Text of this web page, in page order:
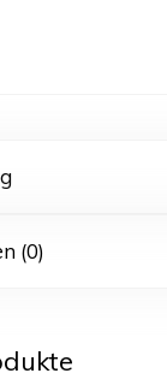
(0)